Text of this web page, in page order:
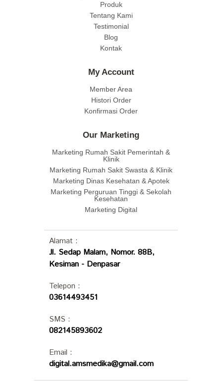
Produk
Tentang Kami
Testimonial
Blog
Kontak
My Account
Member Area
Histori Order
Konfirmasi Order
Our Marketing
Marketing Rumah Sakit Pemerintah &
Klinik
Marketing Rumah Sakit Swasta & Klinik
Marketing Dinas Kesehatan & Apotek
Marketing Perguruan Tinggi & Sekolah
Kesehatan
Marketing Digital
Alamat :
Jl. Sedap Malam, Nomor. 88B,
Kesiman - Denpasar
Telepon :
03614493451
SMS :
082145893602
Email :
digital.amsmedika@gmail.com